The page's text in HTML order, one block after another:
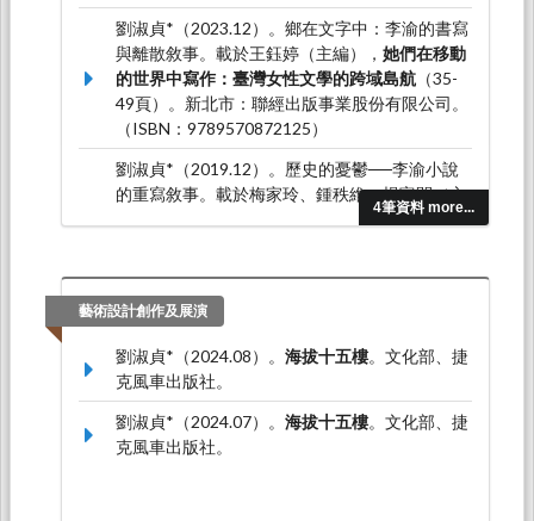
4筆資料 more...
劉淑貞*（2023.12）。鄉在文字中：李渝的書寫
與離散敘事。載於王鈺婷（主編）， 她們在移動
的世界中寫作：臺灣女性文學的跨域島航 （35-
49頁）。新北市：聯經出版事業股份有限公司。
（ISBN：9789570872125）
劉淑貞*（2019.12）。歷史的憂鬱──李渝小說
的重寫敘事。載於梅家玲、鍾秩維、楊富閔（主
臺灣現當代作家研究資料彙編．118．李
劉淑貞*（2019.01）。魘的監看：「二二八」及
焦：東亞圖像與影像論 （303-338頁）。臺中
市：國立中興大學。（ISBN：978-986-05-
7926-0）
藝術設計創作及展演
劉淑貞*（2024.08）。 海拔十五樓。文化部、捷
克風車出版社。
劉淑貞*（2024.07）。 海拔十五樓。文化部、捷
克風車出版社。